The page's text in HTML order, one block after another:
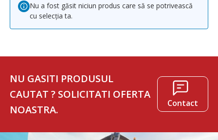
Nu a fost găsit niciun produs care să se potrivească
cu selecția ta.
NU GASITI PRODUSUL
CAUTAT ? SOLICITATI OFERTA
NOASTRA.
Contact